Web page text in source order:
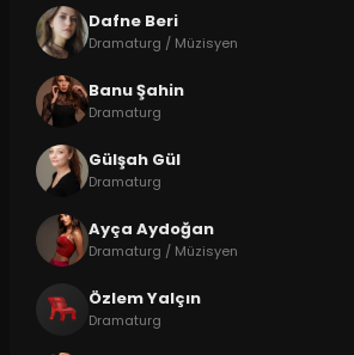
Dafne Beri
Dramaturg / Müzisyen
Banu Şahin
Dramaturg
Gülşah Gül
Dramaturg
Ayça Aydoğan
Dramaturg / Müzisyen
Özlem Yalçın
Dramaturg